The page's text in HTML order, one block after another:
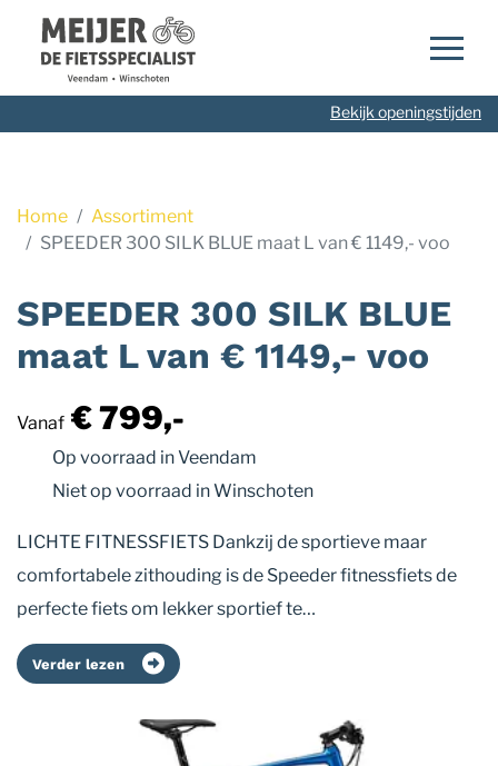
Navigatie
Bekijk openingstijden
Home
Assortiment
SPEEDER 300 SILK BLUE maat L van € 1149,- voo
SPEEDER 300 SILK BLUE
maat L van € 1149,- voo
Vanaf € 799,-
Op voorraad in Veendam
Niet op voorraad in Winschoten
LICHTE FITNESSFIETS Dankzij de sportieve maar
comfortabele zithouding is de Speeder fitnessfiets de
perfecte fiets om lekker sportief te…
Verder lezen